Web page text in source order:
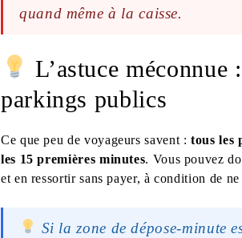
quand même à la caisse.
L’astuce
parkings publics
Ce que peu de voyageurs savent :tous les
les 15 premières minutes. Vous pouvez
et en ressortir sans payer, à condition de ne
Si la zone de dépose-minute